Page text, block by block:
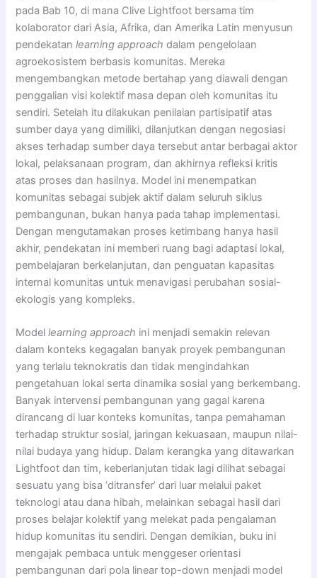
pada Bab 10, di mana Clive Lightfoot bersama tim
kolaborator dari Asia, Afrika, dan Amerika Latin menyusun
pendekatanlearning approach dalam pengelolaan
agroekosistem berbasis komunitas. Mereka
mengembangkan metode bertahap yang diawali dengan
penggalian visi kolektif masa depan oleh komunitas itu
sendiri. Setelah itu dilakukan penilaian partisipatif atas
sumber daya yang dimiliki, dilanjutkan dengan negosiasi
akses terhadap sumber daya tersebut antar berbagai aktor
lokal, pelaksanaan program, dan akhirnya refleksi kritis
atas proses dan hasilnya. Model ini menempatkan
komunitas sebagai subjek aktif dalam seluruh siklus
pembangunan, bukan hanya pada tahap implementasi.
Dengan mengutamakan proses ketimbang hanya hasil
akhir, pendekatan ini memberi ruang bagi adaptasi lokal,
pembelajaran berkelanjutan, dan penguatan kapasitas
internal komunitas untuk menavigasi perubahan sosial-
ekologis yang kompleks.
Modellearning approach ini menjadi semakin relevan
dalam konteks kegagalan banyak proyek pembangunan
yang terlalu teknokratis dan tidak mengindahkan
pengetahuan lokal serta dinamika sosial yang berkembang.
Banyak intervensi pembangunan yang gagal karena
dirancang di luar konteks komunitas, tanpa pemahaman
terhadap struktur sosial, jaringan kekuasaan, maupun nilai-
nilai budaya yang hidup. Dalam kerangka yang ditawarkan
Lightfoot dan tim, keberlanjutan tidak lagi dilihat sebagai
sesuatu yang bisa ‘ditransfer’ dari luar melalui paket
teknologi atau dana hibah, melainkan sebagai hasil dari
proses belajar kolektif yang melekat pada pengalaman
hidup komunitas itu sendiri. Dengan demikian, buku ini
mengajak pembaca untuk menggeser orientasi
pembangunan dari pola linear top-down menjadi model